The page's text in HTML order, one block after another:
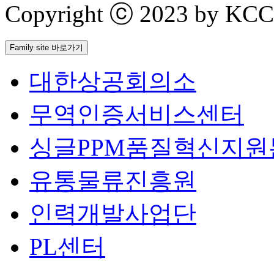
Copyright ⓒ 2023 by
Family site 바로가기
대한상공회의소
무역인증서비스센터
싱글PPM품질혁신지
유통물류진흥원
인력개발사업단
PL센터